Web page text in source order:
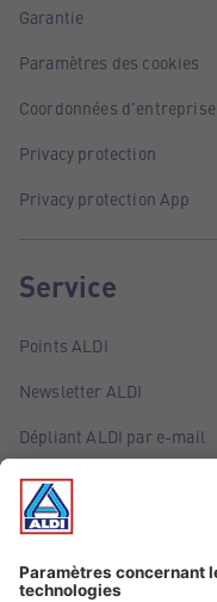
Garantie
Paramètres des cookies
Coordonnées d'entreprise
Privacy protection
Privacy protection App
Service
Points ALDI
Newsletter ALDI
Dépliant ALDI par e-mail
Offres
Infos essentielles